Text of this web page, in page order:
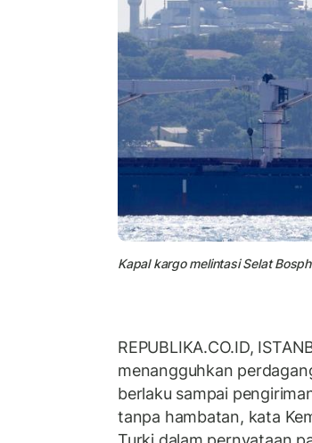
Kapal kargo melintasi Selat
REPUBLIKA.CO.ID,
menangguhkan
berlaku sampai
tanpa hambatan, kata